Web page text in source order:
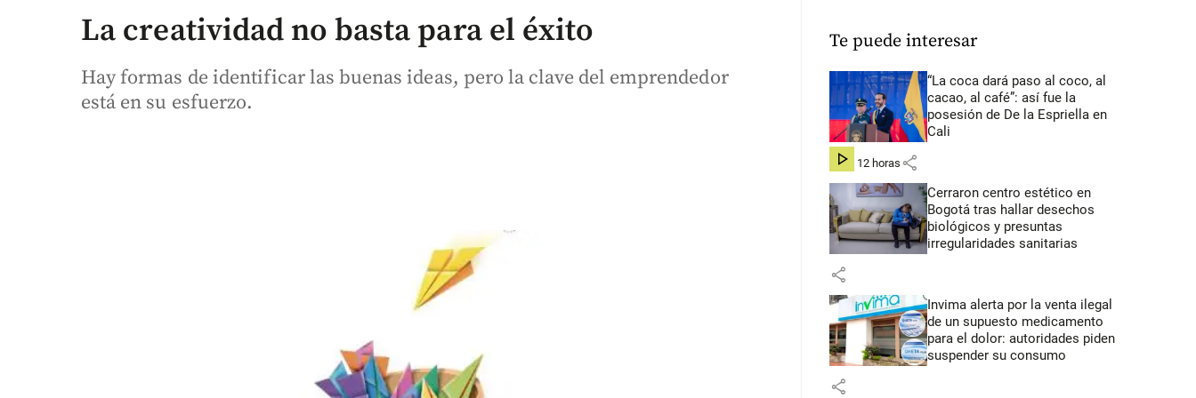
La creatividad no basta para el éxito
Hay formas de identificar las buenas ideas, pero la clave del emprendedor
está en su esfuerzo.
Te puede interesar
“La coca dará paso al coco, al
cacao, al café”: así fue la
posesión de De la Espriella en
Cali
hace 12 horas share
Cerraron centro estético en
Bogotá tras hallar desechos
biológicos y presuntas
irregularidades sanitarias
share
Invima alerta por la venta ilegal
de un supuesto medicamento
para el dolor: autoridades piden
suspender su consumo
share